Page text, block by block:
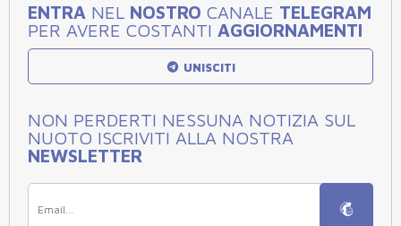
ENTRA NEL NOSTRO CANALE TELEGRAM
PER AVERE COSTANTI AGGIORNAMENTI
UNISCITI
NON PERDERTI NESSUNA NOTIZIA SUL
NUOTO ISCRIVITI ALLA NOSTRA
NEWSLETTER